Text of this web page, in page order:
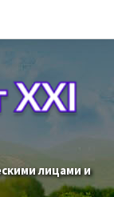
лицами и